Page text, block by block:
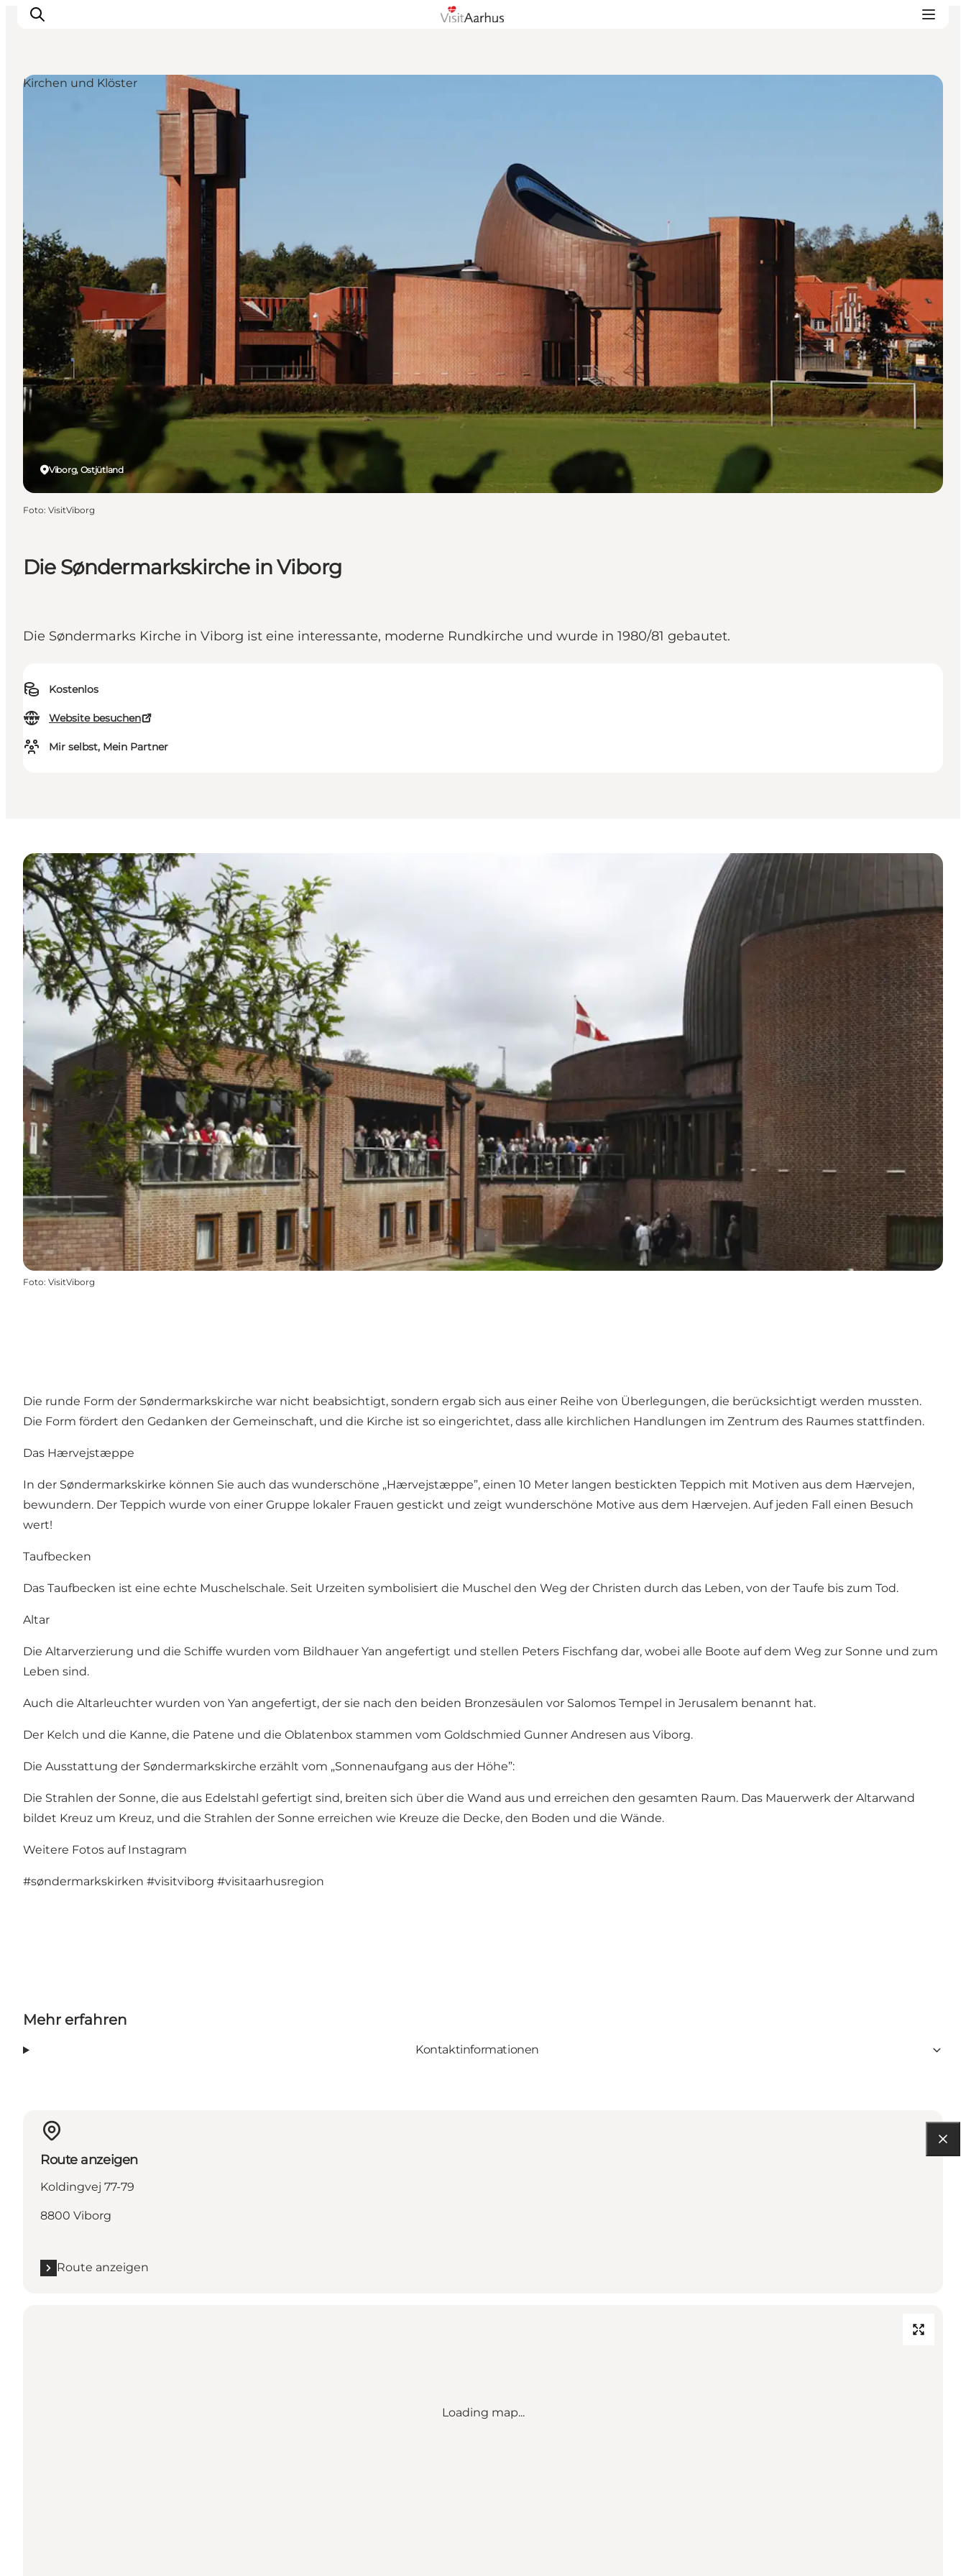
Sehen und erleben
Städte und Regionen
Die Søndermarkskirche in Viborg
Die Søndermarks Kirche in Viborg ist eine interessante, moderne Rundkirche und wurde in 1980/81 gebautet.
Kostenlos
Website besuchen
Mir selbst, Mein Partner
Viborg, Ostjütland
Kirchen und Klöster
Foto: VisitViborg
Foto: VisitViborg
Die runde Form der Søndermarkskirche war nicht beabsichtigt, sondern ergab sich aus einer Reihe von Überlegungen, die berücksichtigt werden mussten.
Die Form fördert den Gedanken der Gemeinschaft, und die Kirche ist so eingerichtet, dass alle kirchlichen Handlungen im Zentrum des Raumes stattfinden.
Das Hærvejstæppe
In der Søndermarkskirke können Sie auch das wunderschöne „Hærvejstæppe”, einen 10 Meter langen bestickten Teppich mit Motiven aus dem Hærvejen,
bewundern. Der Teppich wurde von einer Gruppe lokaler Frauen gestickt und zeigt wunderschöne Motive aus dem Hærvejen. Auf jeden Fall einen Besuch
wert!
Taufbecken
Das Taufbecken ist eine echte Muschelschale. Seit Urzeiten symbolisiert die Muschel den Weg der Christen durch das Leben, von der Taufe bis zum Tod.
Altar
Die Altarverzierung und die Schiffe wurden vom Bildhauer Yan angefertigt und stellen Peters Fischfang dar, wobei alle Boote auf dem Weg zur Sonne und zum
Leben sind.
Auch die Altarleuchter wurden von Yan angefertigt, der sie nach den beiden Bronzesäulen vor Salomos Tempel in Jerusalem benannt hat.
Der Kelch und die Kanne, die Patene und die Oblatenbox stammen vom Goldschmied Gunner Andresen aus Viborg.
Die Ausstattung der Søndermarkskirche erzählt vom „Sonnenaufgang aus der Höhe”:
Die Strahlen der Sonne, die aus Edelstahl gefertigt sind, breiten sich über die Wand aus und erreichen den gesamten Raum. Das Mauerwerk der Altarwand
bildet Kreuz um Kreuz, und die Strahlen der Sonne erreichen wie Kreuze die Decke, den Boden und die Wände.
Weitere Fotos auf Instagram
#søndermarkskirken #visitviborg #visitaarhusregion
Mehr erfahren
Kontaktinformationen
Route anzeigen
Koldingvej 77-79
8800 Viborg
Route anzeigen
Loading map...